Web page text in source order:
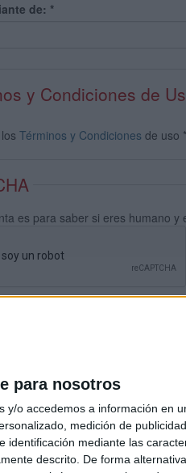
para nosotros
y/o accedemos a información en
medición de
identificación mediante las
descrito. De forma
de: *
y Condiciones de
los Términos y Condiciones de uso *
es para saber si eres humano y
Aviso legal|